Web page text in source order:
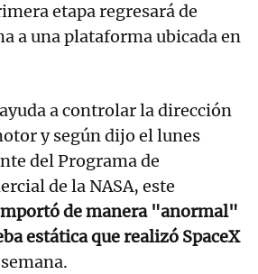
etapa regresará de
a una plataforma ubicada en
a controlar la dirección
y según dijo el lunes
del Programa de
de la NASA, este
de manera "anormal"
estática que realizó SpaceX